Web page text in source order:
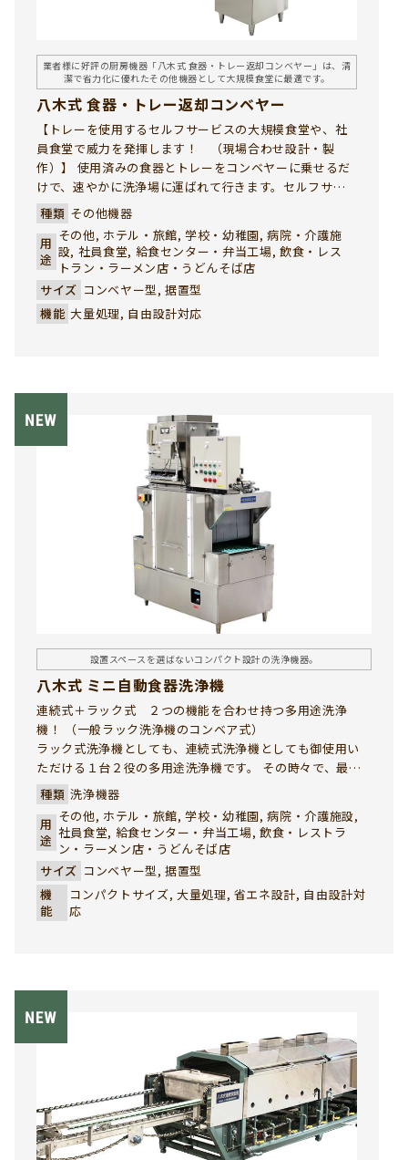
業者様に好評の厨房機器「八木式 食器・トレー返却コンベヤー」は、清
潔で省力化に優れたその他機器として大規模食堂に最適です。
八木式 食器・トレー返却コンベヤー
【トレーを使用するセルフサービスの大規模食堂や、社
員食堂で威力を発揮します！ （現場合わせ設計・製
作）】 使用済みの食器とトレーをコンベヤーに乗せるだ
けで、速やかに洗浄場に運ばれて行きます。セルフサー
ビス食堂のトレー返却口の混雑を解消し、山積みされた
汚れた食器で美観を損ねこともありません。社員食堂、
学生食堂で、ご採用いただき多数の実績を誇っていま
す。 八木式 食器・トレー返却コンベヤーは、厨房機器の
中でも特に業者様から高い評価をいただいているその他
機器の一つです。使用済みの食器類をスムーズに洗浄エ
リアへ搬送することで、作業効率が大幅に向上。導線の
実績があります。業者様の課題を解決する、実用性と信
頼性に優れた返却コンベヤーです。
種類 その他機器
用
途
その他, ホテル・旅館, 学校・幼稚園, 病院・介護施
設, 社員食堂, 給食センター・弁当工場, 飲食・レス
トラン・ラーメン店・うどんそば店
サイズ コンベヤー型, 据置型
機能 大量処理, 自由設計対応
設置スペースを選ばないコンパクト設計の洗浄機器。
八木式 ミニ自動食器洗浄機
連続式＋ラック式 ２つの機能を合わせ持つ多用途洗浄
機！ （一般ラック洗浄機のコンベア式）
ラック式洗浄機としても、連続式洗浄機としても御使用い
ただける１台２役の多用途洗浄機です。 その時々で、最適
の洗浄方法を選択して効率的な洗浄作業が行えます。
種類 洗浄機器
用
途
その他, ホテル・旅館, 学校・幼稚園, 病院・介護施設,
社員食堂, 給食センター・弁当工場, 飲食・レストラ
ン・ラーメン店・うどんそば店
サイズ コンベヤー型, 据置型
機
能
コンパクトサイズ, 大量処理, 省エネ設計, 自由設計対
応